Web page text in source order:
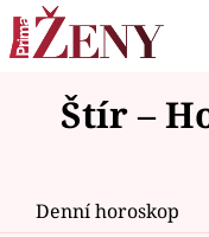
Trendy: Polabí
Štír –
Denní horoskop